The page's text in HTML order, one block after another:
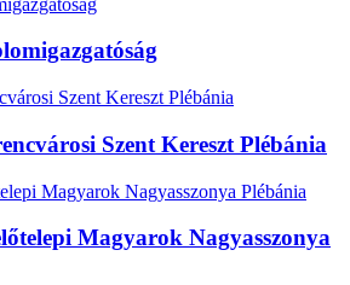
Szent Kereszt Plébánia
Magyarok Nagyasszonya